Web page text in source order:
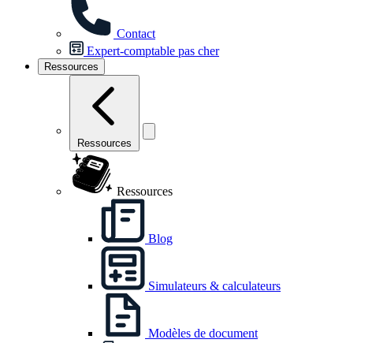
Contact
Expert-comptable pas cher
Ressources
Ressources
Ressources
Blog
Simulateurs & calculateurs
Modèles de document